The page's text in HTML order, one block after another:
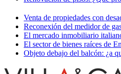
Venta de propiedades con
Reconexión del medidor de
El mercado inmobiliario
El sector de bienes raíces de
Objeto debajo del balcón: ¿a